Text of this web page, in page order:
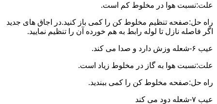
علت:نسبت هوا در مخلوط کم است.
راه حل:صفحه تنظیم مخلوط کن را کمی باز کنید.در اجاق های جدید
اگر فاصله نازل تا لوله رابط به هم خورده آن را تنظیم نمایید.
عیب ۶-شعله وزش دارد و صدا می کند.
علت:نسبت هوا به گاز در مخلوط زیاد است.
راه حل:صفحه مخلوط کن را کمی ببندید.
عیب ۷-شعله دود می کند